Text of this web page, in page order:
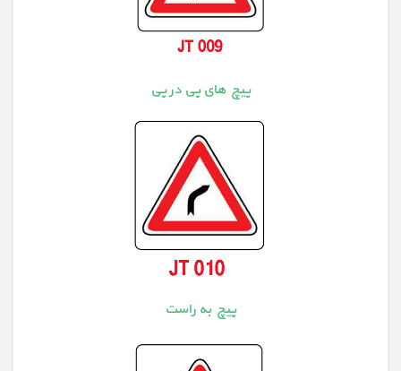
پیچ های پی در پی
پیچ به راست